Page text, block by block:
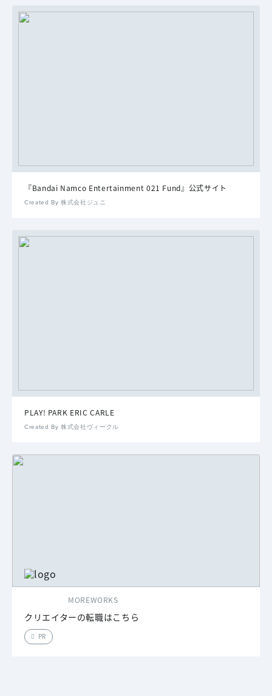
『Bandai Namco Entertainment 021 Fund』公式サイト
Created By 株式会社ジュニ
PLAY! PARK ERIC CARLE
Created By 株式会社ヴィークル
MOREWORKS
クリエイターの転職はこちら
PR